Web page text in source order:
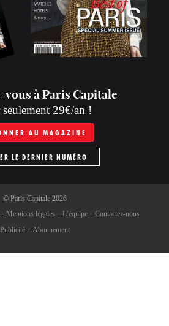
à Paris Capitale
29€/an !
AU MAGAZINE
LE DERNIER NUMÉRO
© Paris Capitale2026
Mentions légales L’équipe
Contactez-nous
Publicité
Abonnement